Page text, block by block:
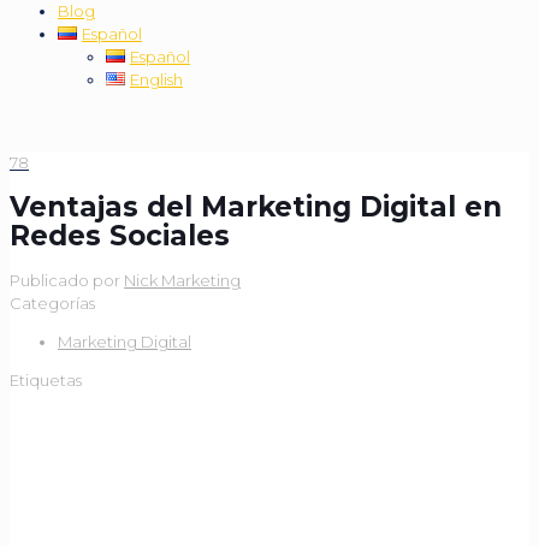
Blog
Español
Español
English
78
Ventajas del Marketing Digital en
Redes Sociales
Publicado por Nick Marketing
Categorías
Marketing Digital
Etiquetas